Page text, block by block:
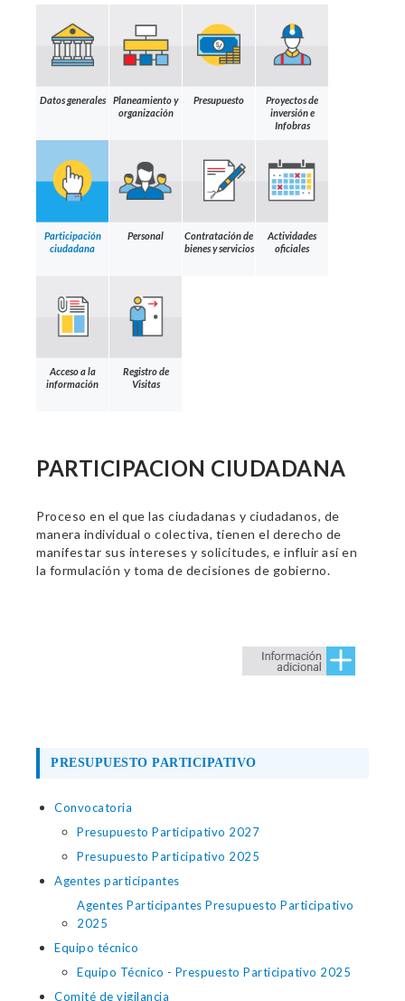
Datos generales
Planeamiento y
organización
Presupuesto
Proyectos de
inversión e
Infobras
Participación
ciudadana
Personal
Contratación de
bienes y servicios
Actividades
oficiales
Acceso a la
información
Registro de
Visitas
PARTICIPACION CIUDADANA
Proceso en el que las ciudadanas y ciudadanos, de
manera individual o colectiva, tienen el derecho de
manifestar sus intereses y solicitudes, e influir así en
la formulación y toma de decisiones de gobierno.
PRESUPUESTO PARTICIPATIVO
Convocatoria
Presupuesto Participativo 2027
Presupuesto Participativo 2025
Agentes participantes
Agentes Participantes Presupuesto Participativo
2025
Equipo técnico
Equipo Técnico - Prespuesto Participativo 2025
Comité de vigilancia